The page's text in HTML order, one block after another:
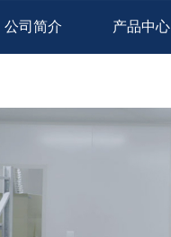
公司简介 产品中心